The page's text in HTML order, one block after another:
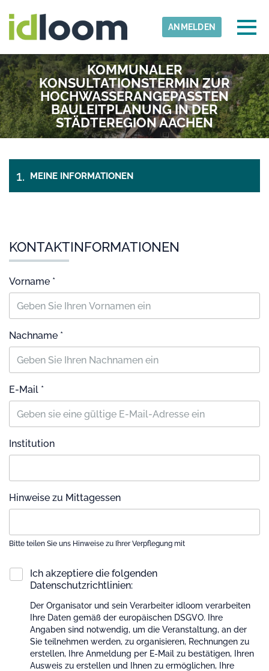
ANMELDEN
IWW
KOMMUNALER
KONSULTATIONSTERMIN ZUR
HOCHWASSERANGEPASSTEN
BAULEITPLANUNG IN DER
STÄDTEREGION AACHEN
MEINE INFORMATIONEN
KONTAKTINFORMATIONEN
Vorname *
Nachname *
E-Mail *
Institution
Hinweise zu Mittagessen
Bitte teilen Sie uns Hinweise zu Ihrer Verpflegung mit
Ich akzeptiere die folgenden
Datenschutzrichtlinien:
Der Organisator und sein Verarbeiter idloom verarbeiten
Ihre Daten gemäß der europäischen DSGVO. Ihre
Angaben sind notwendig, um die Veranstaltung, an der
Sie teilnehmen werden, zu organisieren, Rechnungen zu
erstellen, Ihre Anmeldung per E-Mail zu bestätigen, Ihren
Ausweis zu erstellen und Ihnen zu ermöglichen, Ihre
Erkannte Zeitzone
OK